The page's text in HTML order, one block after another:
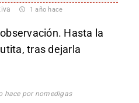
1 año hace
Hasta la
tras dejarla
hace por nomedigas